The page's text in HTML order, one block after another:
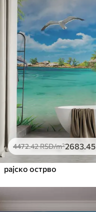
4472.42RSD/m²2683.45
рајско острво